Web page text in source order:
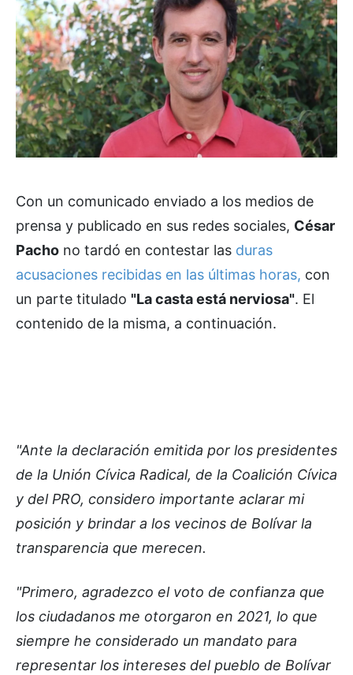
Con un comunicado enviado a los medios de
prensa y publicado en sus redes sociales, César
Pacho no tardó en contestar las duras
acusaciones recibidas en las últimas horas, con
un parte titulado "La casta está nerviosa". El
contenido de la misma, a continuación.
"Ante la declaración emitida por los presidentes
de la Unión Cívica Radical, de la Coalición Cívica
y del PRO, considero importante aclarar mi
posición y brindar a los vecinos de Bolívar la
transparencia que merecen.
"Primero, agradezco el voto de confianza que
los ciudadanos me otorgaron en 2021, lo que
siempre he considerado un mandato para
representar los intereses del pueblo de Bolívar